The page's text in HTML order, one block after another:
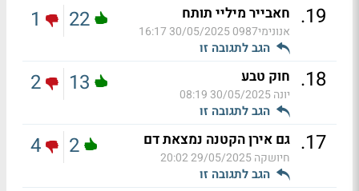
19
. חאבייר מיליי תותח
אנונימי0987 30/05/2025 16:17
הגב לתגובה זו
22
1
18
. חוק טבע
יונה30/05/2025 08:19
הגב לתגובה זו
13
2
17
. גם אירן הקטנה נמצאת דם
חיושקה29/05/2025 20:02
הגב לתגובה זו
2
4